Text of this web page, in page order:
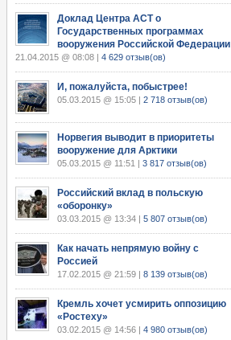
Доклад Центра АСТ о
Государственных программах
вооружения Российской Федерации
21.04.2015 @ 08:08 | 4 629 отзыв(ов)
И, пожалуйста, побыстрее!
05.03.2015 @ 15:05 | 2 718 отзыв(ов)
Норвегия выводит в приоритеты
вооружение для Арктики
05.03.2015 @ 11:51 | 3 817 отзыв(ов)
Российский вклад в польскую
«оборонку»
03.03.2015 @ 13:34 | 5 807 отзыв(ов)
Как начать непрямую войну с
Россией
17.02.2015 @ 21:59 | 8 139 отзыв(ов)
Кремль хочет усмирить оппозицию
«Ростеху»
03.02.2015 @ 14:56 | 4 980 отзыв(ов)